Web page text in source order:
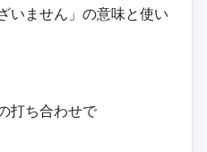
いません」の意味と使い
打ち合わせで